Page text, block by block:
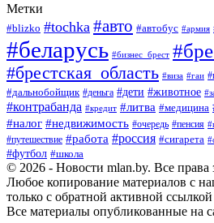
Метки
#blizko #tochka #авто #автобус #армия
#беларусь #бизнес_брест
#брестская_область #виза #гаи
#дальнобойщик #деньга #дети #животное
#контрабанда #кредит #литва #медицина
#налог #недвижимость #очередь #пенсия
#путешествие #работа #россия #сигарета
#футбол #школа
© 2026 - Новости mlan.by. Все
Любое копирование материалов с
только с обратной активной
Все материалы опубликованные на